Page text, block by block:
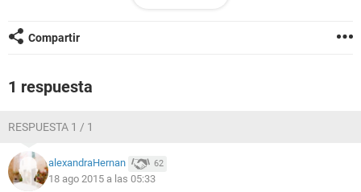
¿puede ser embarazo, o son quistes?
Compartir
1 respuesta
RESPUESTA 1 / 1
alexandraHernan 62
18 ago 2015 a las 05:33